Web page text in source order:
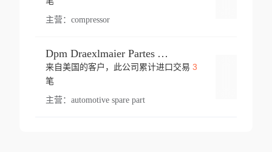
主营： compressor
Dpm Draexlmaier Partes Automotrices Corr Ind Huejotzingo
来自美国的客户，此公司累计进口交易 3
笔
主营： automotive spare part